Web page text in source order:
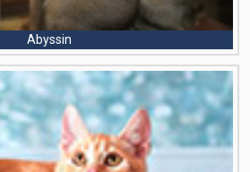
Abyssin